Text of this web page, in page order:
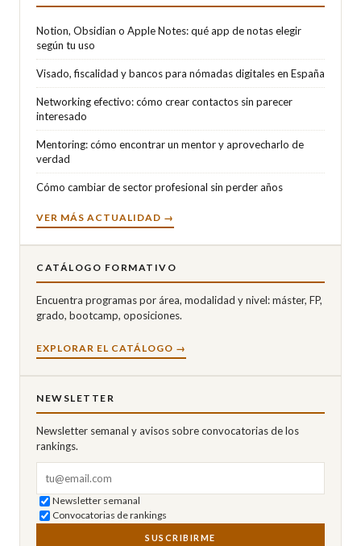
Notion, Obsidian o Apple Notes: qué app de notas elegir
según tu uso
Visado, fiscalidad y bancos para nómadas digitales en España
Networking efectivo: cómo crear contactos sin parecer
interesado
Mentoring: cómo encontrar un mentor y aprovecharlo de
verdad
Cómo cambiar de sector profesional sin perder años
VER MÁS ACTUALIDAD →
CATÁLOGO FORMATIVO
Encuentra programas por área, modalidad y nivel: máster, FP,
grado, bootcamp, oposiciones.
EXPLORAR EL CATÁLOGO →
NEWSLETTER
Newsletter semanal y avisos sobre convocatorias de los
rankings.
Newsletter semanal
Convocatorias de rankings
SUSCRIBIRME